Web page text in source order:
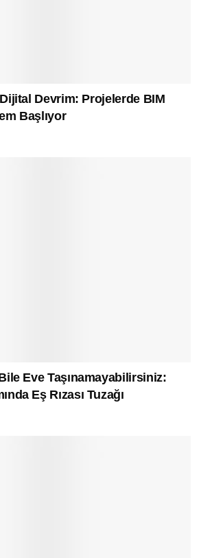
Dijital Devrim: Projelerde BIM
Başlıyor
Eve Taşınamayabilirsiniz:
Eş Rızası Tuzağı